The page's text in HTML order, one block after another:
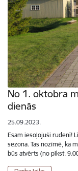
No 1. oktobra
dienās
25.09.2023.
Esam iesoļojuši rudenī!
sezona. Tas nozīmē, ka
būs atvērts (no plkst.